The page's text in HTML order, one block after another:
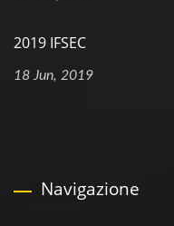
2019 IFSEC
18 Jun, 2019
Navigazione